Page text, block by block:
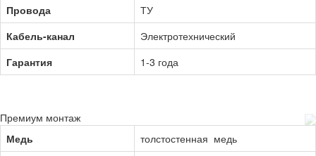
Провода
ТУ
Кабель-канал
Электротехнический
Гарантия
1-3 года
Премиум монтаж
Медь
толстостенная медь